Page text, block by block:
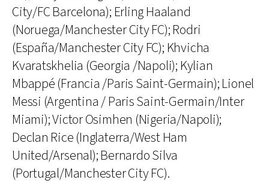
City/FC Barcelona); Erling Haaland
(Noruega/Manchester City FC); Rodri
(España/Manchester City FC); Khvicha
Kvaratskhelia (Georgia /Napoli); Kylian
Mbappé (Francia /Paris Saint-Germain); Lionel
Messi (Argentina / Paris Saint-Germain/Inter
Miami); Victor Osimhen (Nigeria/Napoli);
Declan Rice (Inglaterra/West Ham
United/Arsenal); Bernardo Silva
(Portugal/Manchester City FC).